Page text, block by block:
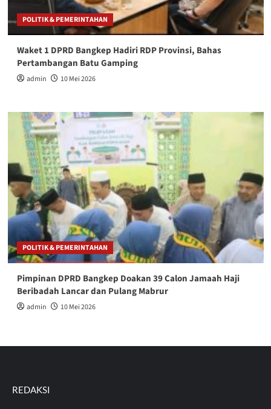
POLITIK & PEMERINTAHAN
Waket 1 DPRD Bangkep Hadiri RDP Provinsi, Bahas
Pertambangan Batu Gamping
admin 10 Mei 2026
POLITIK & PEMERINTAHAN
Pimpinan DPRD Bangkep Doakan 39 Calon Jamaah Haji
Beribadah Lancar dan Pulang Mabrur
admin 10 Mei 2026
REDAKSI